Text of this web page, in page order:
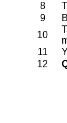
8
9
10
11
12